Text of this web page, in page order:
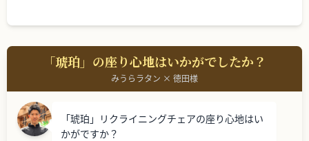
「琥珀」の座り心地はいかがでしたか？
みうらラタン × 徳田様
「琥珀」リクライニングチェアの座り心地はい
かがですか？